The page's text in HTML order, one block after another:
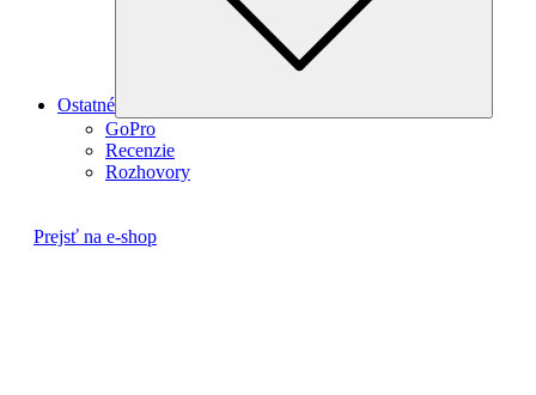
Ostatné
GoPro
Recenzie
Rozhovory
Prejsť na e-shop